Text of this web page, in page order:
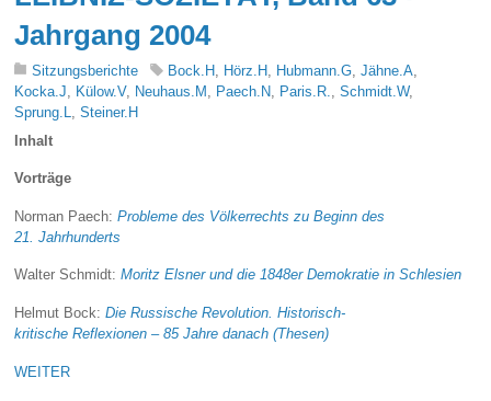
Jahrgang 2004
Sitzungsberichte Bock.H Hörz.H Hubmann.G ,Jähne.A
Kocka.J
Külow.V, Neuhaus.M Paech.N Paris.R. ,Schmidt.W,
Sprung.L
,Steiner.H
Inhalt
Vorträge
Norman Paech:Probleme des Völkerrechts zu Beginn des
21. Jahrhunderts
Walter Schmidt:Moritz Elsner und die 1848er Demokratie in Schlesien
Helmut Bock:Die Russische Revolution. Historisch-
kritische Reflexionen – 85 Jahre danach (Thesen)
WEITER